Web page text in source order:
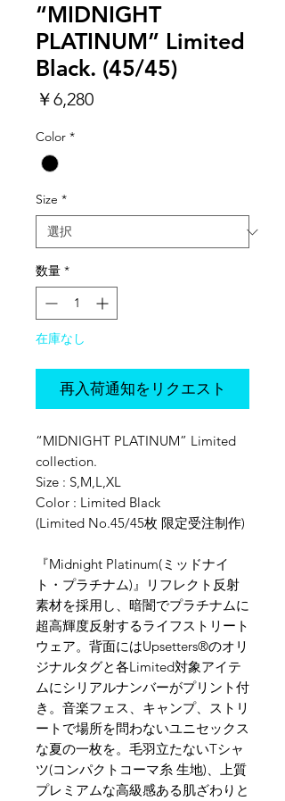
“MIDNIGHT
PLATINUM” Limited
Black. (45/45)
￥6,280価
Color *
Size *
数量 *
在庫なし
再入荷通知をリクエスト
“MIDNIGHT PLATINUM” Limited
collection.
Size : S,M,L,XL
Color : Limited Black
(Limited No.45/45枚 限定受注制作)
『Midnight Platinum(ミッドナイ
ト・プラチナム)』リフレクト反射
素材を採用し、暗闇でプラチナムに
超高輝度反射するライフストリート
ウェア。背面にはUpsetters®︎のオリ
ジナルタグと各Limited対象アイテ
ムにシリアルナンバーがプリント付
き。音楽フェス、キャンプ、ストリ
ートで場所を問わないユニセックス
な夏の一枚を。毛羽立たないTシャ
ツ(コンパクトコーマ糸 生地)、上質
プレミアムな高級感ある肌ざわりと